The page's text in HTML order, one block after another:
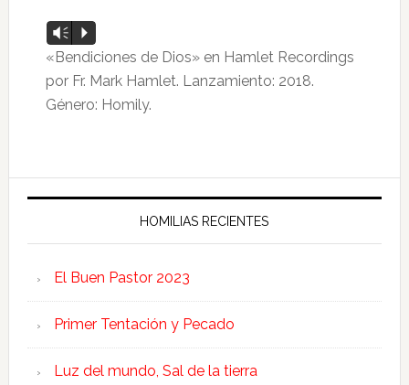
Reproductor
de
audio
Vm P
«Bendiciones de Dios» en Hamlet Recordings
por Fr. Mark Hamlet. Lanzamiento: 2018.
Género: Homily.
HOMILIAS RECIENTES
El Buen Pastor 2023
Primer Tentación y Pecado
Luz del mundo, Sal de la tierra